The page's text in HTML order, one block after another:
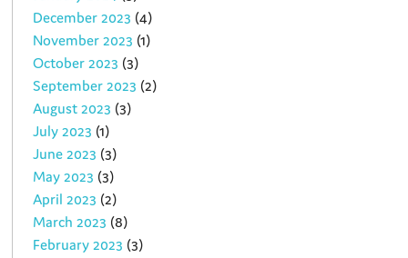
December 2023 (4)
November 2023 (1)
October 2023 (3)
September 2023 (2)
August 2023 (3)
July 2023 (1)
June 2023 (3)
May 2023 (3)
April 2023 (2)
March 2023 (8)
February 2023 (3)